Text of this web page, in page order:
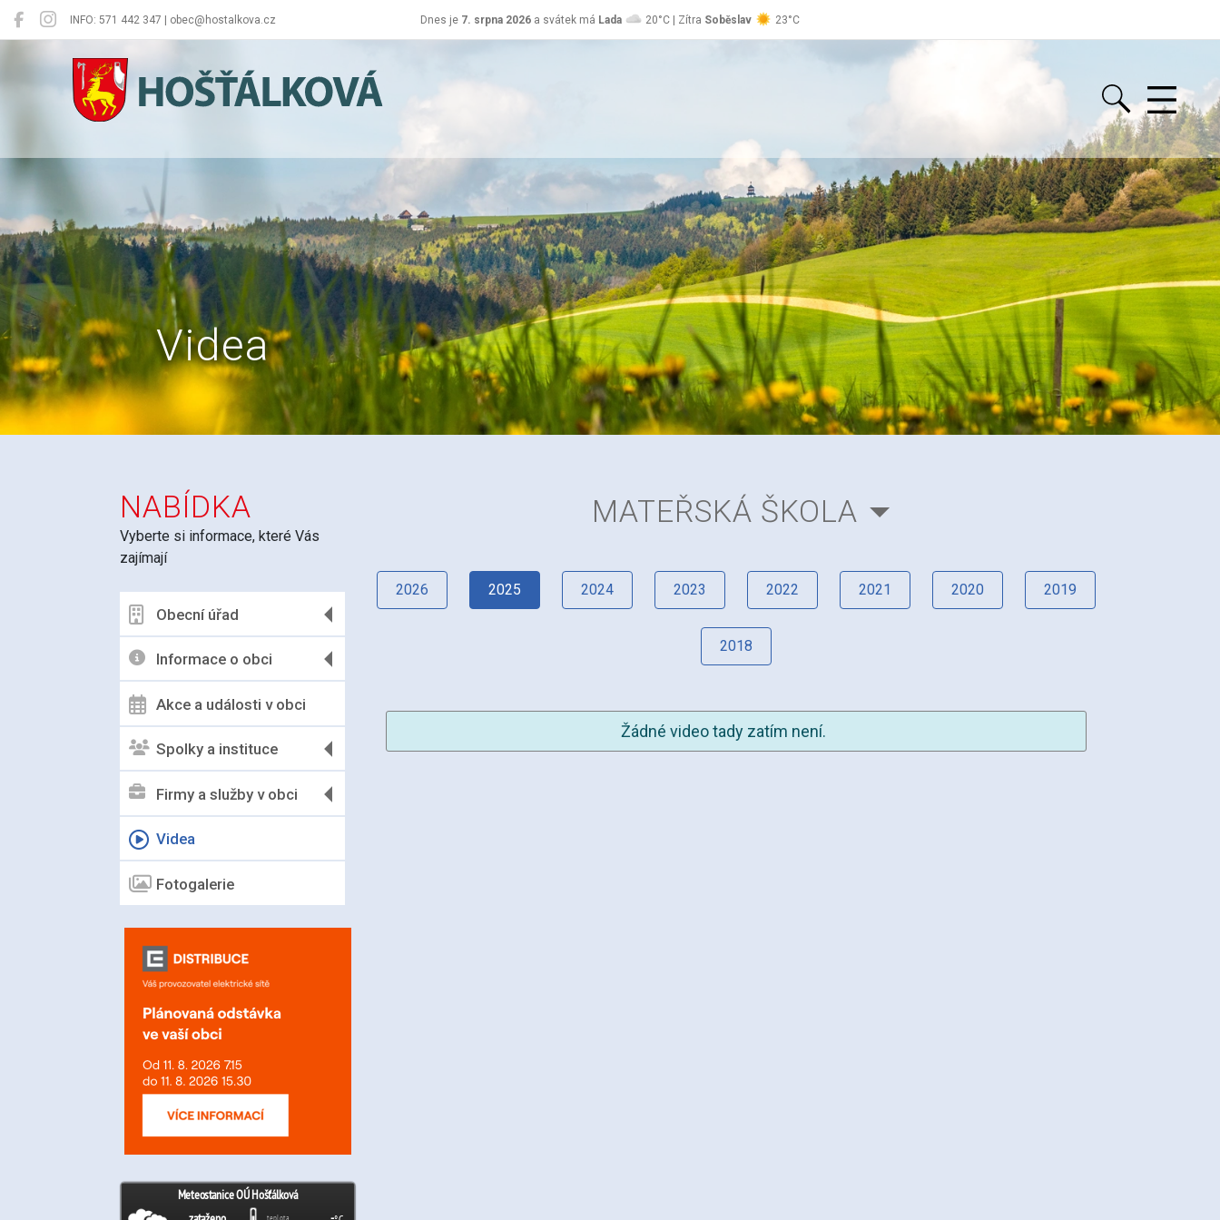
INFO: 571 442 347 | obec@hostalkova.cz Dnes je 7. srpna 2026 a svátek má Lada 20°C | Zítra Soběslav 23°C
Hošťálková
Videa
NABÍDKA
Vyberte si informace, které Vás
zajímají
Obecní úřad
Informace o obci
Akce a události v obci
Spolky a instituce
Firmy a služby v obci
Videa
Fotogalerie
MATEŘSKÁ ŠKOLA
2026 2025 2024 2023 2022 2021 2020 2019
2018
Žádné video tady zatím není.